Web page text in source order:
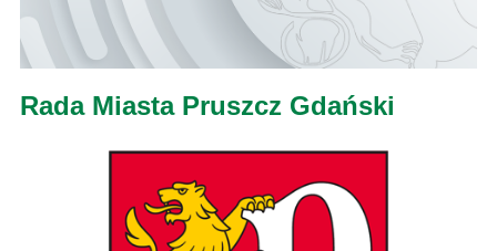
Rada Miasta Pruszcz Gdański